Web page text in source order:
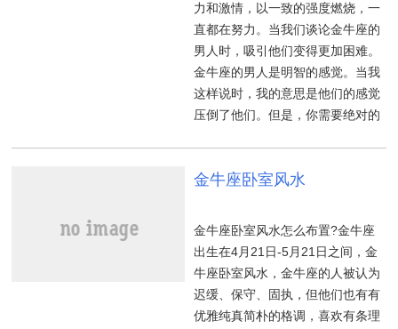
力和激情，以一致的强度燃烧，一
直都在努力。当我们谈论金牛座的
男人时，吸引他们变得更加困难。
金牛座的男人是明智的感觉。当我
这样说时，我的意思是他们的感觉
压倒了他们。但是，你需要绝对的
金牛座卧室风水
金牛座卧室风水怎么布置?金牛座
出生在4月21日-5月21日之间，金
牛座卧室风水，金牛座的人被认为
迟缓、保守、固执，但他们也有有
优雅纯真简朴的格调，喜欢有条理